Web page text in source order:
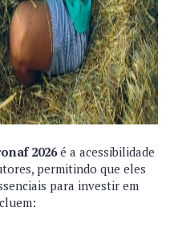
2026é a acessibilidade
permitindo que eles
para investir em